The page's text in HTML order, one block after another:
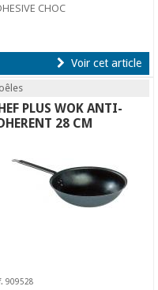
CHOC
Voir cet article
PLUS WOK ANTI-
28 CM
909528